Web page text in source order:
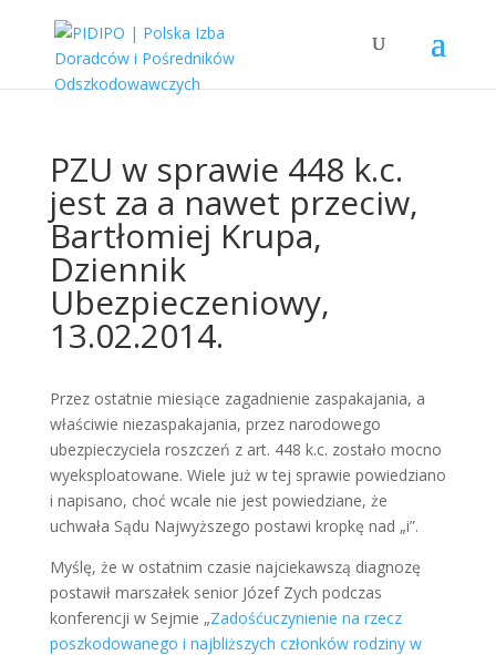
PZU w sprawie 448 k.c.
jest za a nawet przeciw,
Bartłomiej Krupa,
Dziennik
Ubezpieczeniowy,
13.02.2014.
Przez ostatnie miesiące zagadnienie zaspakajania, a
właściwie niezaspakajania, przez narodowego
ubezpieczyciela roszczeń z art. 448 k.c. zostało mocno
wyeksploatowane. Wiele już w tej sprawie powiedziano
i napisano, choć wcale nie jest powiedziane, że
uchwała Sądu Najwyższego postawi kropkę nad „i”.
Myślę, że w ostatnim czasie najciekawszą diagnozę
postawił marszałek senior Józef Zych podczas
konferencji w Sejmie „Zadośćuczynienie na rzecz
poszkodowanego i najbliższych członków rodziny w